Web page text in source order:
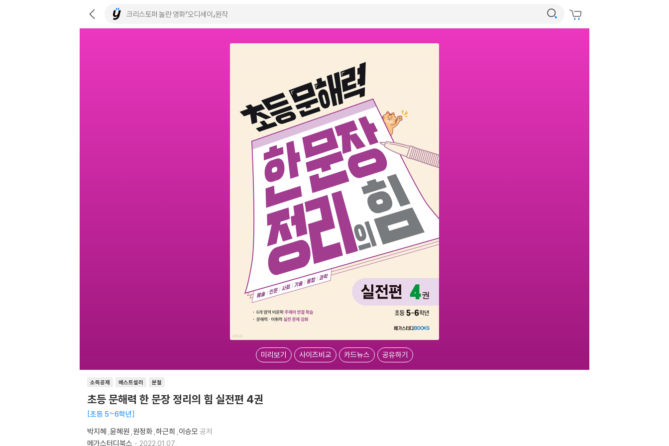
미리보기 사이즈비교 카드뉴스 공유하기
소득공제 베스트셀러 분철
초등 문해력 한 문장 정리의 힘 실전편 4권
초등 5~6학년
박지혜 ,윤혜원 ,원정화 ,하근희 ,이승모 공저
메가스터디북스
2022.01.07.